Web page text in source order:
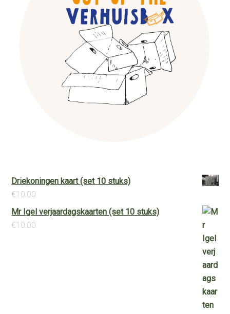
Driekoningen kaart (set 10 stuks)
€10.00
Mr Igel verjaardagskaarten (set 10 stuks)
€10.00